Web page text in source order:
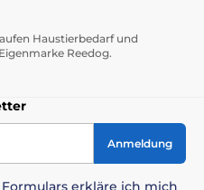
Haustierbedarf und
Reedog.
Anmeldung
erkläre ich mich